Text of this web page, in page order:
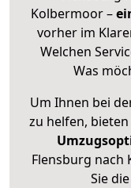
Kolbermoor –
vorher im
Welchen
Was
Um Ihnen bei
zu helfen,
Flensburg nach
Sie